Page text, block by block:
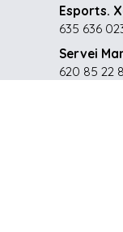
Esports.
635 636
Servei
620 85 22